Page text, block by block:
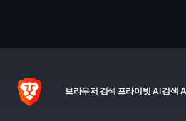
브라우저 검색 프라이빗 AI검색